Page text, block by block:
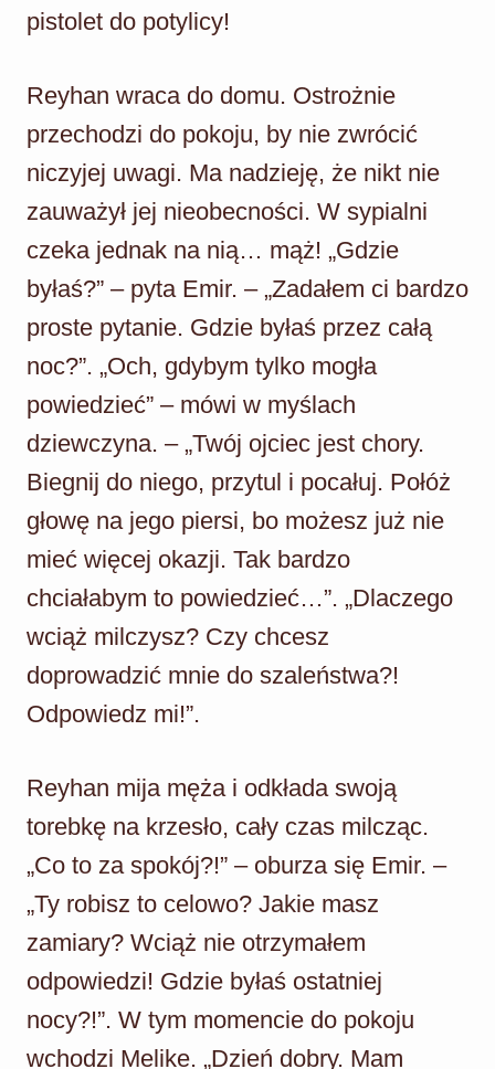
pistolet do potylicy!
Reyhan wraca do domu. Ostrożnie
przechodzi do pokoju, by nie zwrócić
niczyjej uwagi. Ma nadzieję, że nikt nie
zauważył jej nieobecności. W sypialni
czeka jednak na nią… mąż! „Gdzie
byłaś?” – pyta Emir. – „Zadałem ci bardzo
proste pytanie. Gdzie byłaś przez całą
noc?”. „Och, gdybym tylko mogła
powiedzieć” – mówi w myślach
dziewczyna. – „Twój ojciec jest chory.
Biegnij do niego, przytul i pocałuj. Połóż
głowę na jego piersi, bo możesz już nie
mieć więcej okazji. Tak bardzo
chciałabym to powiedzieć…”. „Dlaczego
wciąż milczysz? Czy chcesz
doprowadzić mnie do szaleństwa?!
Odpowiedz mi!”.
Reyhan mija męża i odkłada swoją
torebkę na krzesło, cały czas milcząc.
„Co to za spokój?!” – oburza się Emir. –
„Ty robisz to celowo? Jakie masz
zamiary? Wciąż nie otrzymałem
odpowiedzi! Gdzie byłaś ostatniej
nocy?!”. W tym momencie do pokoju
wchodzi Melike. „Dzień dobry. Mam